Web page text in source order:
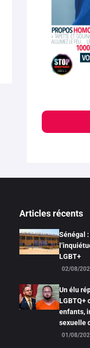
Articles récents
Sénégal
LGBT+
02/08/
Un élu
LGBTQ+
enfants,
sexuelle
01/08/